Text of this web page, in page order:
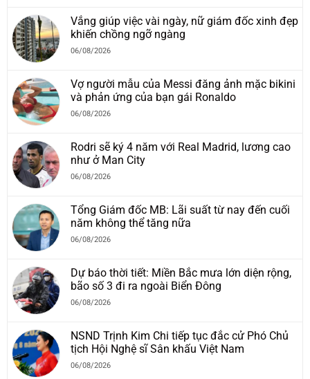
Vắng giúp việc vài ngày, nữ giám đốc xinh đẹp
khiến chồng ngỡ ngàng
06/08/2026
Vợ người mẫu của Messi đăng ảnh mặc bikini
và phản ứng của bạn gái Ronaldo
06/08/2026
Rodri sẽ ký 4 năm với Real Madrid, lương cao
như ở Man City
06/08/2026
Tổng Giám đốc MB: Lãi suất từ nay đến cuối
năm không thể tăng nữa
06/08/2026
Dự báo thời tiết: Miền Bắc mưa lớn diện rộng,
bão số 3 đi ra ngoài Biển Đông
06/08/2026
NSND Trịnh Kim Chi tiếp tục đắc cử Phó Chủ
tịch Hội Nghệ sĩ Sân khấu Việt Nam
06/08/2026